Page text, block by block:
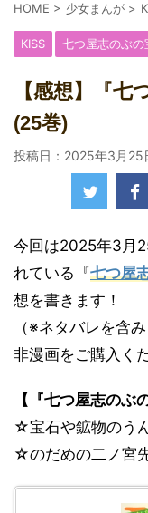
HOME > 少女まんが >
KISS 七つ屋志のぶの
【感想】『七
(25巻)
投稿日：2025年3月25
今回は2025年3月
れている『七つ屋
想を書きます！
（※ネタバレを含
非漫画をご購入く
【『七つ屋志のぶ
☆宝石や鉱物のう
☆のだめの二ノ宮